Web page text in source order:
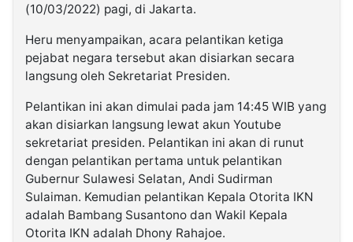
(10/03/2022) pagi, di Jakarta.
Heru menyampaikan, acara pelantikan ketiga
pejabat negara tersebut akan disiarkan secara
langsung oleh Sekretariat Presiden.
Pelantikan ini akan dimulai pada jam 14:45 WIB yang
akan disiarkan langsung lewat akun Youtube
sekretariat presiden. Pelantikan ini akan di runut
dengan pelantikan pertama untuk pelantikan
Gubernur Sulawesi Selatan, Andi Sudirman
Sulaiman. Kemudian pelantikan Kepala Otorita IKN
adalah Bambang Susantono dan Wakil Kepala
Otorita IKN adalah Dhony Rahajoe.